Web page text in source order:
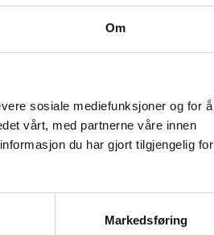
Om
sosiale mediefunksjoner og for å
vårt, med partnerne våre innen
du har gjort tilgjengelig for
Markedsføring
og omegn MS-forening